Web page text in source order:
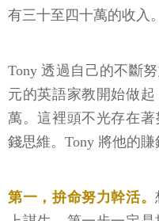
有三十至四十萬的收入。
Tony 透過自己的不斷
元的英語家教開始做
萬。這裡頭不光存在
錢思維。Tony 將他的賺
第一，拚命努力幹活。